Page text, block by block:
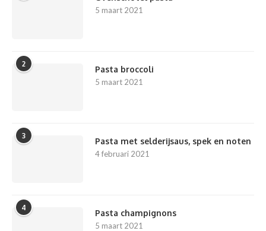
5 maart 2021
2
Pasta broccoli
5 maart 2021
3
Pasta met selderijsaus, spek en noten
4 februari 2021
4
Pasta champignons
5 maart 2021